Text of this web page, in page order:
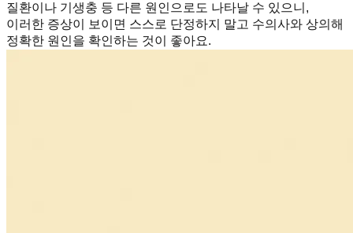
질환이나 기생충 등 다른 원인으로도 나타날 수 있으니,
이러한 증상이 보이면 스스로 단정하지 말고 수의사와 상의해
정확한 원인을 확인하는 것이 좋아요.